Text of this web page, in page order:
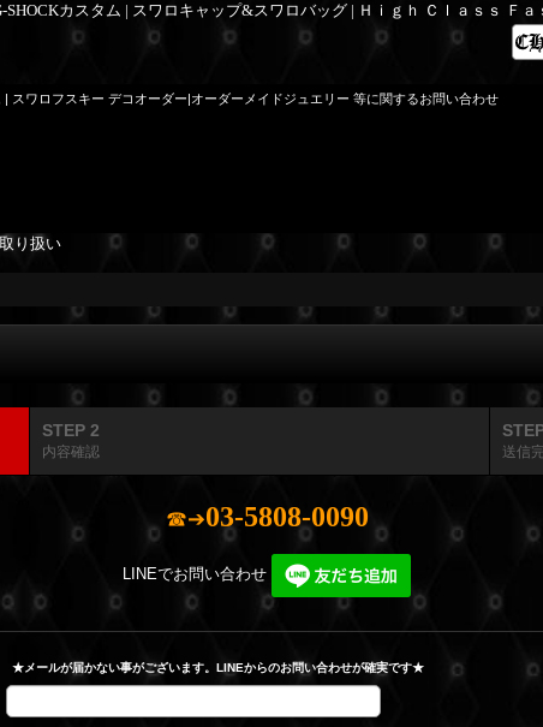
カスタム | スワロキャップ&スワロバッグ | Ｈｉｇｈ Ｃｌａｓｓ Ｆ
ワロフスキー デコオーダー|オーダーメイドジュエリー 等に関するお問い合わせ
り扱い
STEP 2
内容確認 送信
☎➔03-5808-0090
LINEでお問い合わせ
★メールが届かない事がございます。LINEからのお問い合わせが確実です★